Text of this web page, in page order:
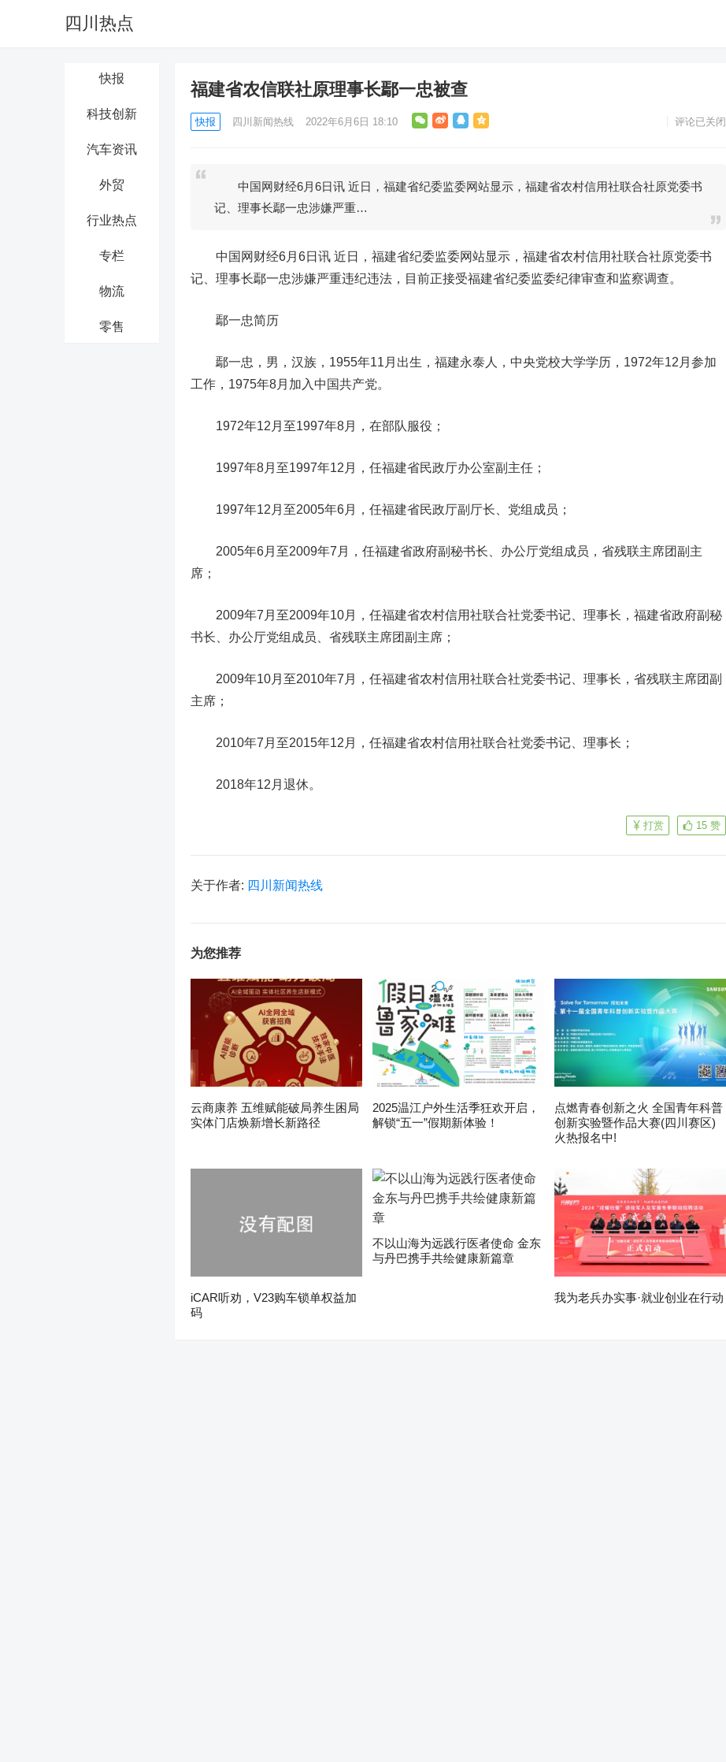
四川热点
快报
科技创新
汽车资讯
外贸
行业热点
专栏
物流
零售
福建省农信联社原理事长鄢一忠被查
快报 四川新闻热线 2022年6月6日 18:10 评论已关闭
中国网财经6月6日讯 近日，福建省纪委监委网站显示，福建省农村信用社联合社原党委书
记、理事长鄢一忠涉嫌严重…
中国网财经6月6日讯 近日，福建省纪委监委网站显示，福建省农村信用社联合社原党委书
记、理事长鄢一忠涉嫌严重违纪违法，目前正接受福建省纪委监委纪律审查和监察调查。
鄢一忠简历
鄢一忠，男，汉族，1955年11月出生，福建永泰人，中央党校大学学历，1972年12月参加
工作，1975年8月加入中国共产党。
1972年12月至1997年8月，在部队服役；
1997年8月至1997年12月，任福建省民政厅办公室副主任；
1997年12月至2005年6月，任福建省民政厅副厅长、党组成员；
2005年6月至2009年7月，任福建省政府副秘书长、办公厅党组成员，省残联主席团副主
席；
2009年7月至2009年10月，任福建省农村信用社联合社党委书记、理事长，福建省政府副秘
书长、办公厅党组成员、省残联主席团副主席；
2009年10月至2010年7月，任福建省农村信用社联合社党委书记、理事长，省残联主席团副
主席；
2010年7月至2015年12月，任福建省农村信用社联合社党委书记、理事长；
2018年12月退休。
15 赞
打赏
关于作者: 四川新闻热线
为您推荐
云商康养 五维赋能破局养生困局
实体门店焕新增长新路径
2025温江户外生活季狂欢开启，
解锁“五一”假期新体验！
点燃青春创新之火 全国青年科普
创新实验暨作品大赛(四川赛区)
火热报名中!
iCAR听劝，V23购车锁单权益加
码
不以山海为远践行医者使命 金东
与丹巴携手共绘健康新篇章
我为老兵办实事·就业创业在行动